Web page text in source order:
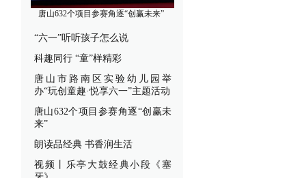
唐山632个项目参赛角逐“创赢未来”
“六一”听听孩子怎么说
科趣同行 “童”样精彩
唐山市路南区实验幼儿园举
办“玩创童趣·悦享六一”主题活动
唐山632个项目参赛角逐“创赢未
来”
朗读品经典 书香润生活
视频丨乐亭大鼓经典小段《塞